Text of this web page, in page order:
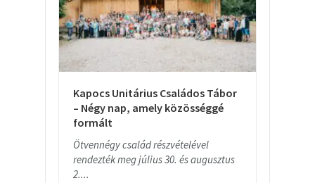
Kapocs Unitárius Családos Tábor
– Négy nap, amely közösséggé
formált
Ötvennégy család részvételével
rendezték meg július 30. és augusztus
2....